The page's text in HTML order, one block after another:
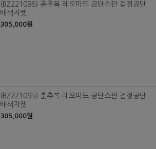
(BZ221096) 춘추복 레오파드 공단스판 검정공단
배색자켓
305,000원
(BZ221095) 춘추복 레오파드 공단스판 검정공단
배색자켓
305,000원